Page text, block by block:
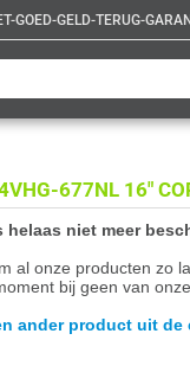
GOED-GELD-TERUG-
677NL 16"
niet meer
al onze producten zo
bij geen van
ander product uit